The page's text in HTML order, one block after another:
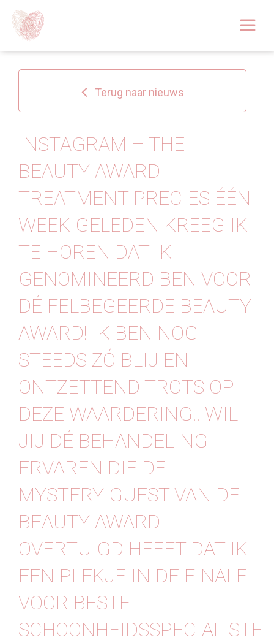
Over
Huidoplossingen
Behandelingen
Tarieven 2026
Blog
Webshop
Contact
Terug naar nieuws
INSTAGRAM – THE
BEAUTY AWARD
TREATMENT PRECIES ÉÉN
WEEK GELEDEN KREEG IK
TE HOREN DAT IK
GENOMINEERD BEN VOOR
DÉ FELBEGEERDE BEAUTY
AWARD! IK BEN NOG
STEEDS ZÓ BLIJ EN
ONTZETTEND TROTS OP
DEZE WAARDERING!! WIL
JIJ DÉ BEHANDELING
ERVAREN DIE DE
MYSTERY GUEST VAN DE
BEAUTY-AWARD
OVERTUIGD HEEFT DAT IK
EEN PLEKJE IN DE FINALE
VOOR BESTE
SCHOONHEIDSSPECIALISTE